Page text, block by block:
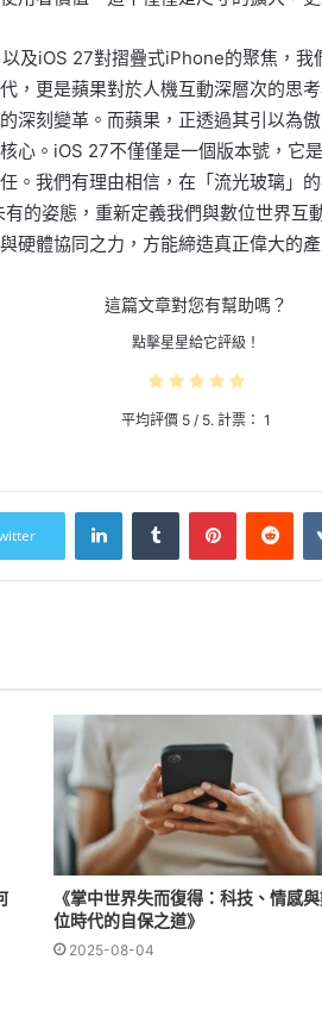
及iOS 27對摺疊式iPhone的聚焦，
，更是蘋果對於人機互動深層次的思
深刻變革。而蘋果，正透過其引以為
心。iOS 27不僅僅是一個版本號，它
。我們有理由相信，在「流光玻璃」
的姿態，重新定義我們與數位世界互
硬體協同之力，方能締造真正偉大的產
這篇文章對您有幫助嗎？
點擊星星給它評級！
平均評價 5 / 5. 計票： 1
LinkedIn Tumblr Pinterest
《掌中世界失而復得：科技、情感
位時代的自保之道》
2025-08-04